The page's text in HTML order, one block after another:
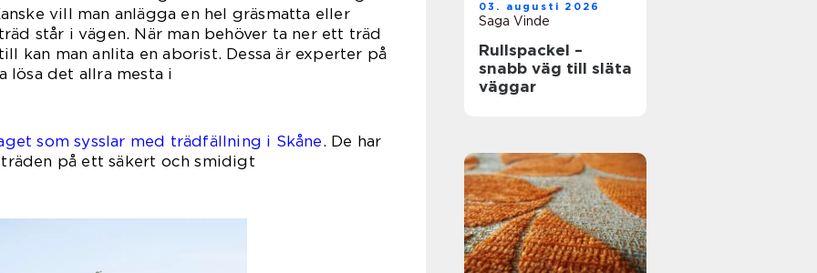
vill man anlägga en hel gräsmatta eller
står i vägen. När man behöver ta ner ett träd
kan man anlita en aborist. Dessa är experter på
lösa det allra mesta i
som sysslar med trädfällning i Skåne. De har
på ett säkert och smidigt
03. augusti 2026
Saga Vinde
Rullspackel –
snabb väg till släta
väggar